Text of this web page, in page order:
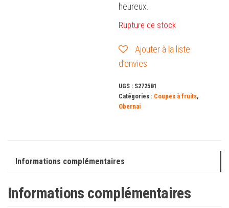
heureux.
Rupture de stock
Ajouter à la liste
d’envies
UGS : S2725B1
Catégories : Coupes à fruits,
Obernai
Informations complémentaires
Informations complémentaires